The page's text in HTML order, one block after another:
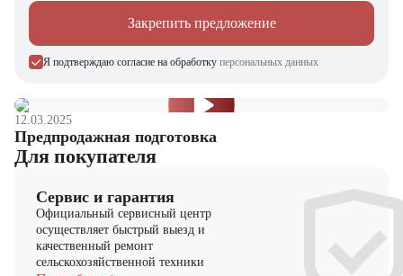
📞 Звоните прямо сейчас для уточнения деталей и оформления
Выбирайте надежность и качество – выбирайте CHL CPQD30 в
"ЦТО"!
Закрепить предложение
Я подтверждаю согласие на обработку персональных данных
12.03.2025
Предпродажная подготовка
Для покупателя
Сервис и гарантия
Официальный сервисный центр
осуществляет быстрый выезд и
качественный ремонт
сельскохозяйственной техники